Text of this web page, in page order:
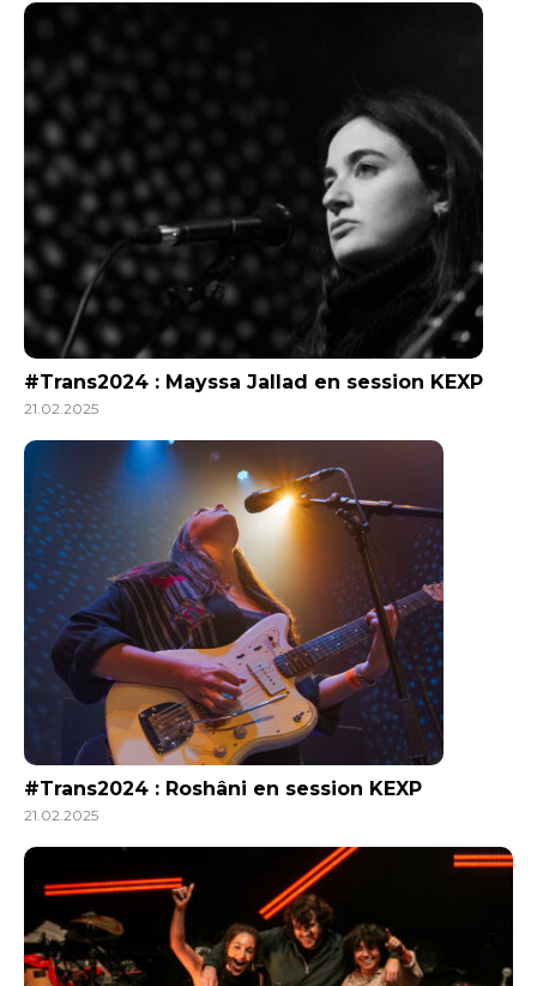
#Trans2024 : Mayssa Jallad en session KEXP
21.02.2025
#Trans2024 : Roshâni en session KEXP
21.02.2025